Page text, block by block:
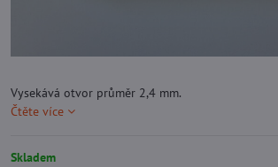
Vysekává otvor průměr 2,4 mm.
Čtěte více
Skladem